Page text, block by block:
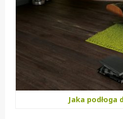
Jaka podłoga